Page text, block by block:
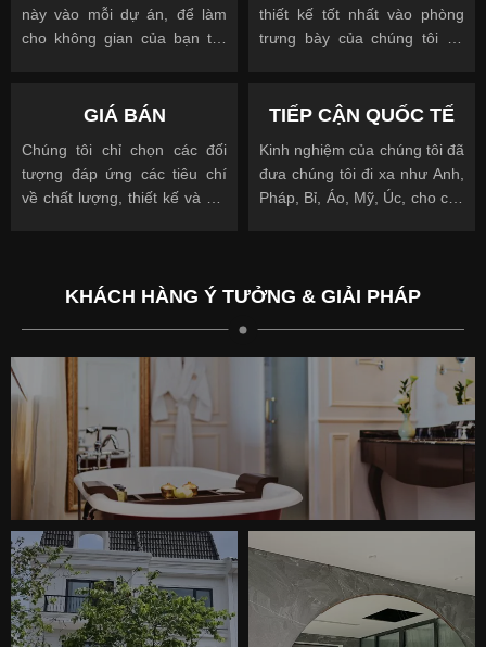
này vào mỗi dự án, để làm
cho không gian của bạn trở
thiết kế tốt nhất vào phòng
trưng bày của chúng tôi để
GIÁ BÁN
Chúng tôi chỉ chọn các đối
tượng đáp ứng các tiêu chí
về chất lượng, thiết kế và giá
TIẾP CẬN QUỐC TẾ
Kinh nghiệm của chúng tôi đã
đưa chúng tôi đi xa như Anh,
Pháp, Bỉ, Áo, Mỹ, Úc, cho các
KHÁCH HÀNG Ý TƯỞNG & GIẢI PHÁP